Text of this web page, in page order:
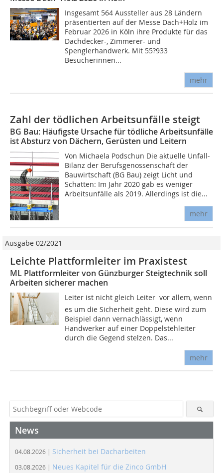
Insgesamt 564 Aussteller aus 28 Ländern
präsentierten auf der Messe Dach+Holz im
Februar 2026 in Köln ihre Produkte für das
Dachdecker-, Zimmerer- und
Spenglerhandwerk. Mit 55?933
Besucherinnen...
mehr
Zahl der tödlichen Arbeitsunfälle steigt
BG Bau: Häufigste Ursache für tödliche Arbeitsunfälle
ist Absturz von Dächern, Gerüsten und Leitern
Von Michaela Podschun Die aktuelle Unfall-
Bilanz der Berufsgenossenschaft der
Bauwirtschaft (BG Bau) zeigt Licht und
Schatten: Im Jahr 2020 gab es weniger
Arbeitsunfälle als 2019. Allerdings ist die...
mehr
Ausgabe 02/2021
Leichte Plattformleiter im Praxistest
ML Plattformleiter von Günzburger Steigtechnik soll
Arbeiten sicherer machen
Leiter ist nicht gleich Leiter  vor allem, wenn
es um die Sicherheit geht. Diese wird zum
Beispiel dann vernachlässigt, wenn
Handwerker auf einer Doppelstehleiter
durch die Gegend stelzen. Das...
mehr
News
04.08.2026 | Sicherheit bei Dacharbeiten
03.08.2026 | Neues Kapitel für die Zinco GmbH